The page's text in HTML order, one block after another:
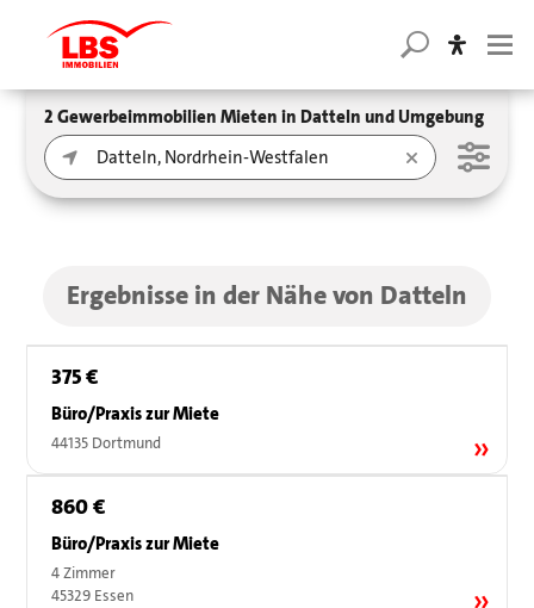
2 Gewerbeimmobilien Mieten in Datteln und Umgebung
Ergebnisse in der Nähe von Datteln
375 €
Büro/Praxis zur Miete
44135 Dortmund
860 €
Büro/Praxis zur Miete
4 Zimmer
45329 Essen